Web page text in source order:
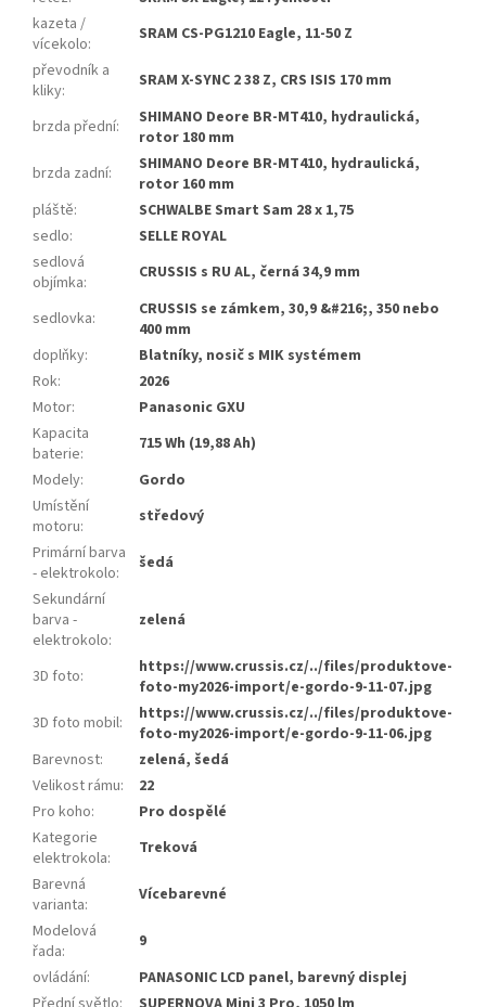
kazeta /
vícekolo:
SRAM CS-PG1210 Eagle, 11-50 Z
převodník a
kliky: SRAM X-SYNC 2 38 Z, CRS ISIS 170 mm
brzda přední:
SHIMANO Deore BR-MT410, hydraulická,
rotor 180 mm
brzda zadní:
SHIMANO Deore BR-MT410, hydraulická,
rotor 160 mm
pláště:
SCHWALBE Smart Sam 28 x 1,75
sedlo:
SELLE ROYAL
sedlová
objímka: CRUSSIS s RU AL, černá 34,9 mm
sedlovka:
CRUSSIS se zámkem, 30,9 &#216;, 350 nebo
400 mm
doplňky:
Blatníky, nosič s MIK systémem
Rok:
2026
Motor:
Panasonic GXU
Kapacita
baterie:
715 Wh (19,88 Ah)
Modely:
Gordo
Umístění
motoru:
středový
Primární barva
- elektrokolo:
šedá
Sekundární
barva -
elektrokolo:
zelená
3D foto:
https://www.crussis.cz/../files/produktove-
foto-my2026-import/e-gordo-9-11-07.jpg
3D foto mobil:
https://www.crussis.cz/../files/produktove-
foto-my2026-import/e-gordo-9-11-06.jpg
Barevnost:
zelená, šedá
Velikost rámu:
22
Pro koho:
Pro dospělé
Kategorie
elektrokola:
Treková
Barevná
varianta:
Vícebarevné
Modelová
řada:
9
ovládání:
PANASONIC LCD panel, barevný displej